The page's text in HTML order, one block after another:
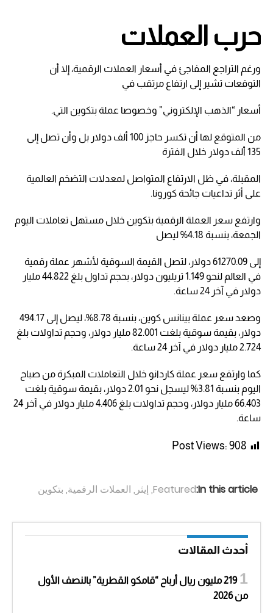
حرب العملات
ورغم التراجع المفاجئ في أسعار العملات الرقمية، إلا أن
التوقعات تشير إلى ارتفاع مرتقب في
أسعار “الذهب الإلكتروني” وخصوصا عملة بتكوين التي.
من المتوقع لها أن تكسر حاجز 100 ألف دولار بل وأن تصل إلى
135 ألف دولار خلال الفترة
المقبلة، في ظل الارتفاع المتواصل لمعدلات التضخم العالمية
على أثر تداعيات جائحة كورونا.
وارتفع سعر العملة الرقمية بتكوين خلال مستهل تعاملات اليوم
الجمعة، بنسبة 4.18% ليصل
إلى 61270.09 دولار، لتصل القيمة السوقية لأشهر عملة رقمية
في العالم لنحو 1.149 تريليون دولار، بحجم تداول بلغ 44.822 مليار
دولار في آخر 24 ساعة.
وصعد سعر عملة بينانس كوين، بنسبة 8.78%، ليصل إلى 494.17
دولار، بقيمة سوقية بلغت 82.001 مليار دولار، وحجم تداولات بلغ
2.724 مليار دولار في آخر 24 ساعة.
كما وارتفع سعر عملة كاردانو خلال التعاملات المبكرة من صباح
اليوم بنسبة 3.81% ليسجل نحو 2.01 دولار، بقيمة سوقية بلغت
66.403 مليار دولار، وحجم تداولات بلغ 4.406 مليار دولار في آخر 24
ساعة.
Post Views: 908
In this article:
Featured
, إيثر , العملات الرقمية, بتكوين
أحدث المقالات
219 مليون ريال أرباح “قامكو القطرية” بالنصف الأول
من 2026